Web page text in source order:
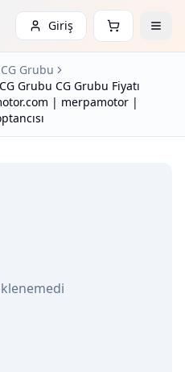
Giriş
CG Grubu
Grubu CG Grubu Fiyatı
| merpamotor |